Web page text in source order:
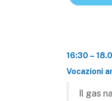
16:30 –
Vocazioni
Il gas